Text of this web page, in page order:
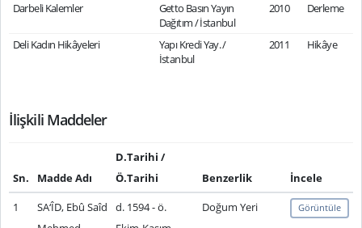
Darbeli Kalemler
Getto Basın Yayın
Dağıtım / İstanbul
2010 Derleme
Deli Kadın Hikâyeleri
Yapı Kredi Yay. /
İstanbul
2011 Hikâye
İlişkili Maddeler
Sn. Madde Adı
D.Tarihi /
Ö.Tarihi
Benzerlik
İncele
1
SA‘ÎD, Ebû Saîd
d. 1594 - ö.
Doğum Yeri Görüntüle